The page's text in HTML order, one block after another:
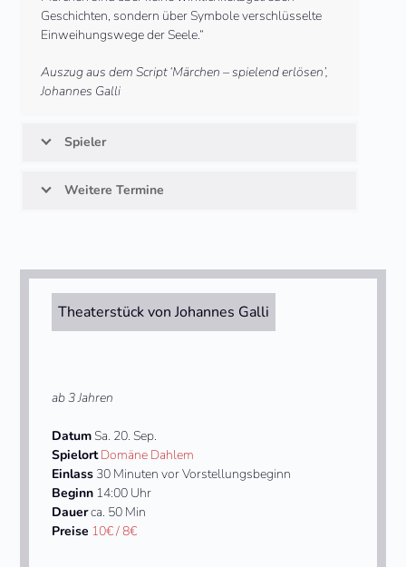
Geschichten, sondern über Symbole verschlüsselte
Einweihungswege der Seele.“
Auszug aus dem Script ‘Märchen – spielend erlösen’,
Johannes Galli
Spieler
Weitere Termine
Theaterstück von Johannes Galli
ab 3 Jahren
DatumSa. 20. Sep.
SpielortDomäne Dahlem
Einlass 30 Minuten vor Vorstellungsbeginn
Beginn 14:00 Uhr
Dauerca. 50 Min
Preise 10€ / 8€